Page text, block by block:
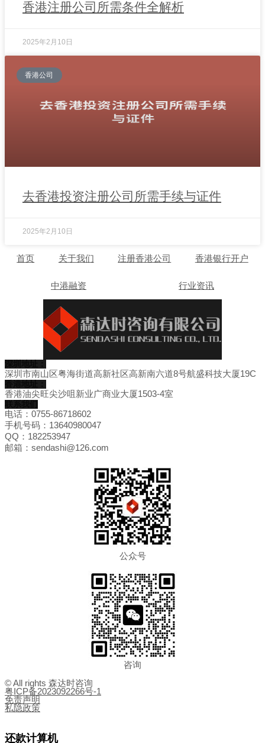
香港注册公司所需条件全解析
2025年2月10日
香港公司
去香港投资注册公司所需手续与证件
2025年2月10日
首页 关于我们 注册香港公司 香港银行开户
中港融资 行业资讯
深圳市南山区粤海街道高新社区高新南六道8号航盛科技大厦19C
香港油尖旺尖沙咀新业广商业大厦1503-4室
电话：0755-86718602
手机号码：13640980047
QQ：182253947
邮箱：sendashi@126.com
公众号
咨询
© All rights 森达时咨询
粤ICP备2023092266号-1
免责声明
私隐政策
还款计算机